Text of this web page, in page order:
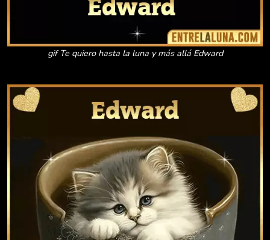
gif Te quiero hasta la luna y más allá Edward